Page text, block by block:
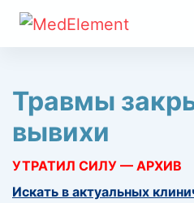
Травмы
вывихи
УТРАТИЛ СИЛУ — АРХИВ
Искать в актуальных